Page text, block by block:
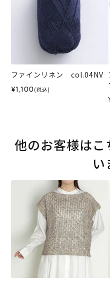
ファインリネン col.04NV
¥1,100 (税込)
他のお客様はこ
い